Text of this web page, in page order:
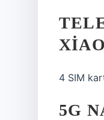
4 SIM
5G